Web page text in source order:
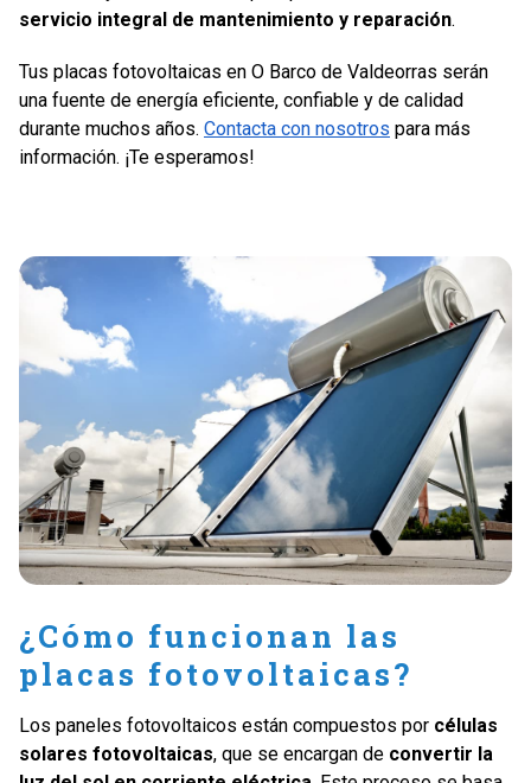
servicio integral de mantenimiento y reparación.
Tus placas fotovoltaicas en O Barco de Valdeorras serán
una fuente de energía eficiente, confiable y de calidad
durante muchos años. Contacta con nosotros para más
información. ¡Te esperamos!
¿Cómo funcionan las
placas fotovoltaicas?
Los paneles fotovoltaicos están compuestos por células
solares fotovoltaicas, que se encargan de convertir la